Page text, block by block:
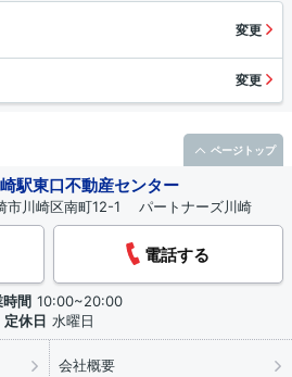
変更
変更
駅東口不動産センター
市川崎区南町12-1 パートナーズ川崎
電話する
時間 10:00~20:00
定休日 水曜日
会社概要
ページトップ